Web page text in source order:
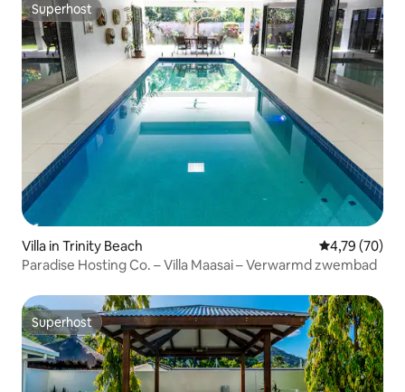
Superhost
Superhost
Villa in Trinity Beach Gemiddelde
4,79 (70)
Paradise Hosting Co. – Villa Maasai – Verwarmd zwembad
Superhost
Superhost